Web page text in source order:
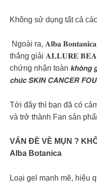
Không sử dụng tất cả
Ngoài ra, 𝐀𝐥𝐛𝐚
thắng giải 𝐀𝐋𝐋𝐔𝐑𝐄
chứng nhận toàn 𝙠𝙝𝙤̂𝙣𝙜
𝙘𝙝𝙪̛́𝙘 𝙎𝙆𝙄𝙉 𝘾𝘼𝙉𝘾𝙀𝙍
Tới đây thì bạn đã có
và trở thành Fan sản
VẤN ĐỀ VỀ MỤN ?
Alba Botanica
Loại gel mạnh mẽ, hiệu